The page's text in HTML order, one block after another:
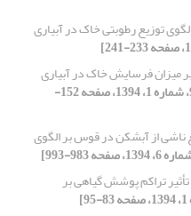
توزیع رطوبتی خاک در آبیاری
میزان فرسایش خاک در آبیاری
[دوره 9، شماره 1، 1394، صفحه 152-
از آبشکن در قوس بر الگوی
تراکم پوشش گیاهی بر